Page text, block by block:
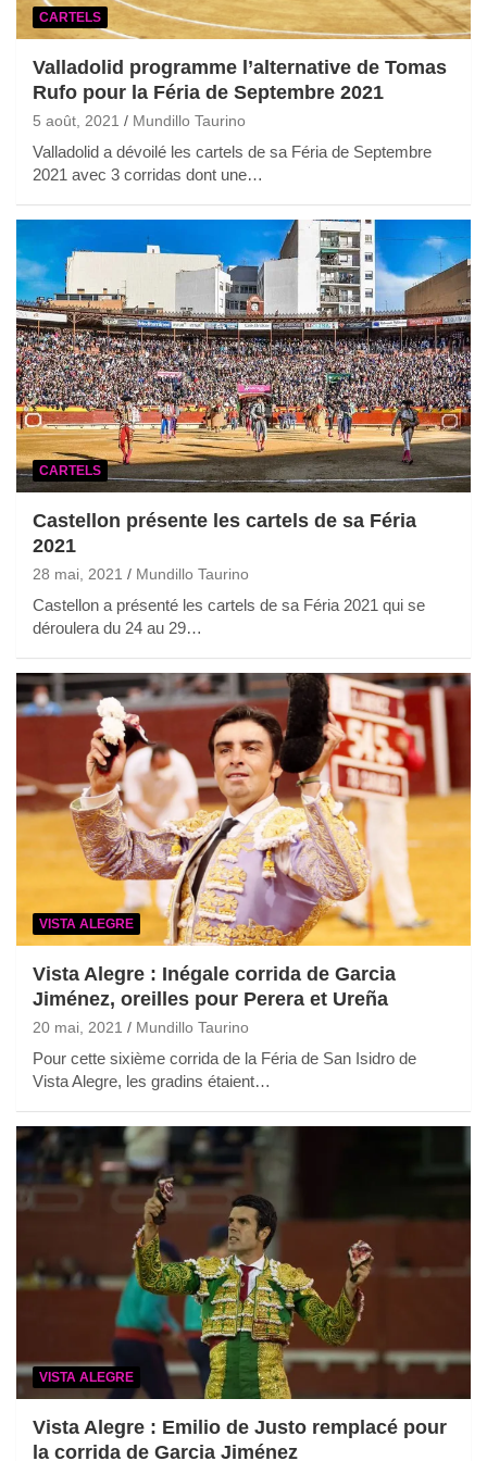
CARTELS
Valladolid programme l’alternative de Tomas
Rufo pour la Féria de Septembre 2021
5 août, 2021 Mundillo Taurino
Valladolid a dévoilé les cartels de sa Féria de Septembre
2021 avec 3 corridas dont une…
CARTELS
Castellon présente les cartels de sa Féria
2021
28 mai, 2021 Mundillo Taurino
Castellon a présenté les cartels de sa Féria 2021 qui se
déroulera du 24 au 29…
VISTA ALEGRE
Vista Alegre : Inégale corrida de Garcia
Jiménez, oreilles pour Perera et Ureña
20 mai, 2021 Mundillo Taurino
Pour cette sixième corrida de la Féria de San Isidro de
Vista Alegre, les gradins étaient…
VISTA ALEGRE
Vista Alegre : Emilio de Justo remplacé pour
la corrida de Garcia Jiménez